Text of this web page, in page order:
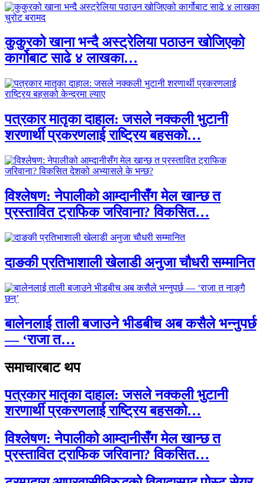
कुकुरको खाना भन्दै अस्ट्रेलिया पठाउन खोजिएको
कार्गोबाट साढे ४ लाखका…
पत्रकार मातृका दाहाल: जसले नक्कली भुटानी
शरणार्थी प्रकरणलाई राष्ट्रिय बहसको…
विश्लेषण: नेपालीको आम्दानीसँग मेल खान्छ त
प्रस्तावित ट्राफिक जरिवाना? विकसित…
दाङकी प्रतिभाशाली खेलाडी अनुजा चौधरी सम्मानित
बालेनलाई ताली बजाउने भीडबीच अब कसैले भन्नुपर्छ
— ‘राजा त…
समाचारबाट थप
पत्रकार मातृका दाहाल: जसले नक्कली भुटानी
शरणार्थी प्रकरणलाई राष्ट्रिय बहसको…
विश्लेषण: नेपालीको आम्दानीसँग मेल खान्छ त
प्रस्तावित ट्राफिक जरिवाना? विकसित…